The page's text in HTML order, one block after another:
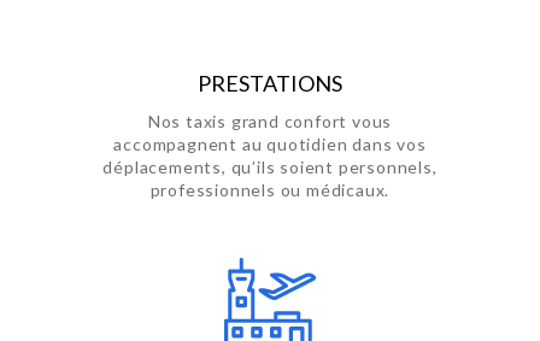
PRESTATIONS
Nos taxis grand confort vous
accompagnent au quotidien dans vos
déplacements, qu’ils soient personnels,
professionnels ou médicaux.